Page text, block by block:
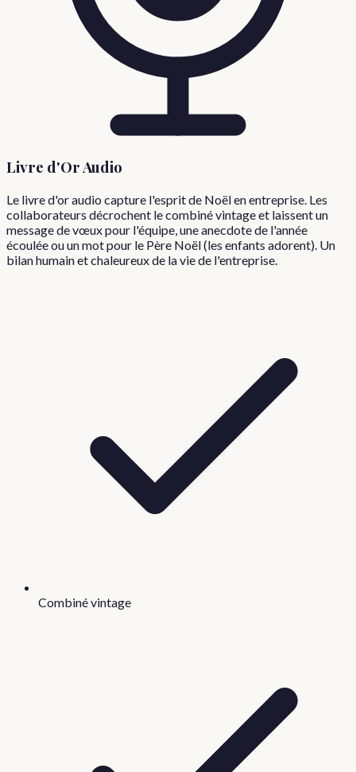
Livre d'Or Audio
Le livre d'or audio capture l'esprit de Noël en entreprise. Les
collaborateurs décrochent le combiné vintage et laissent un
message de vœux pour l'équipe, une anecdote de l'année
écoulée ou un mot pour le Père Noël (les enfants adorent). Un
bilan humain et chaleureux de la vie de l'entreprise.
Combiné vintage